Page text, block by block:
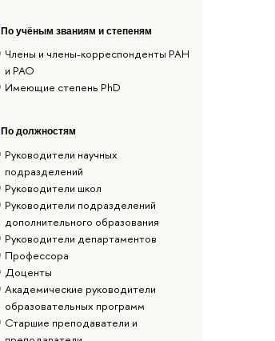
По учёным званиям и степеням
Члены и члены-корреспонденты РАН
и РАО
Имеющие степень PhD
По должностям
Руководители научных
подразделений
Руководители школ
Руководители подразделений
дополнительного образования
Руководители департаментов
Профессора
Доценты
Академические руководители
образовательных программ
Старшие преподаватели и